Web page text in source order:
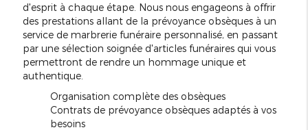
d'esprit à chaque étape. Nous nous engageons à offrir
des prestations allant de la prévoyance obsèques à un
service de marbrerie funéraire personnalisé, en passant
par une sélection soignée d'articles funéraires qui vous
permettront de rendre un hommage unique et
authentique.
Organisation complète des obsèques
Contrats de prévoyance obsèques adaptés à vos
besoins